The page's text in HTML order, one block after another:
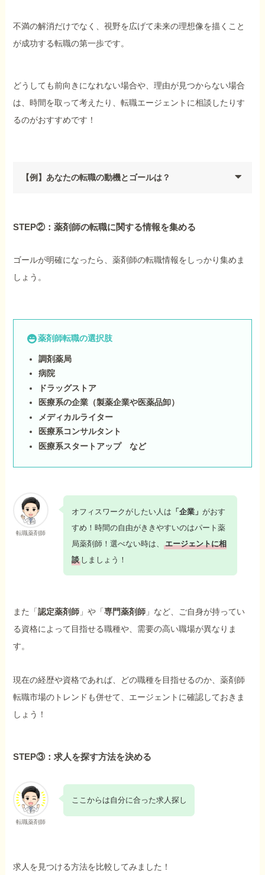
不満の解消だけでなく、視野を広げて未来の理想像を描くこと
が成功する転職の第一歩です。
どうしても前向きになれない場合や、理由が見つからない場合
は、時間を取って考えたり、転職エージェントに相談したりす
るのがおすすめです！
【例】あなたの転職の動機とゴールは？
STEP②：薬剤師の転職に関する情報を集める
ゴールが明確になったら、薬剤師の転職情報をしっかり集めま
しょう。
薬剤師転職の選択肢
調剤薬局
病院
ドラッグストア
医療系の企業（製薬企業や医薬品卸）
メディカルライター
医療系コンサルタント
医療系スタートアップ など
転職薬剤師
オフィスワークがしたい人は 「企業」 がおす
すめ！時間の自由がききやすいのはパート薬
局薬剤師！選べない時は、
エージェントに相
談しましょう！
また「認定薬剤師 」や「専門薬剤師 」など、ご自身が持ってい
る資格によって目指せる職種や、需要の高い職場が異なりま
す。
現在の経歴や資格であれば、どの職種を目指せるのか、薬剤師
転職市場のトレンドも併せて、エージェントに確認しておきま
しょう！
STEP③：求人を探す方法を決める
転職薬剤師
ここからは自分に合った求人探し
求人を見つける方法を比較してみました！